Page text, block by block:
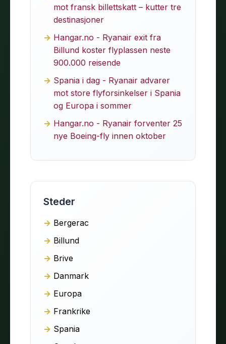
mot fransk billettskatt – kutter tre
destinasjoner
Hangar.no - Ryanair exit fra
Billund koster flyplassen neste
900.000 reisende
Spania i dag - Ryanair advarer
mot store flyforsinkelser i Spania
og Europa i sommer
Hangar.no - Ryanair forventer 25
nye Boeing-fly innen oktober
Steder
Bergerac
Billund
Brive
Danmark
Europa
Frankrike
Spania